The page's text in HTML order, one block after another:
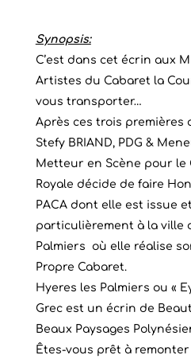
Synopsis:
C’est dans cet écrin aux
Artistes du Cabaret la
vous transporter…
Après ces trois premières
Stefy BRIAND, PDG &
Metteur en Scène pour le
Royale décide de faire
PACA dont elle est issue
particulièrement à la ville
Palmiers où elle réalise
Propre Cabaret.
Hyeres les Palmiers ou «
Grec est un écrin de
Beaux Paysages
Êtes-vous prêt à